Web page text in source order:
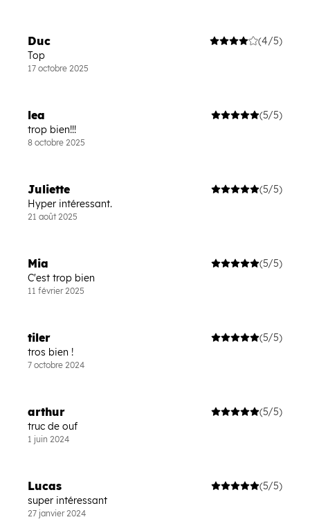
Duc
(4/5)
Top
17 octobre 2025
lea
(5/5)
trop bien!!!
8 octobre 2025
Juliette
(5/5)
Hyper intéressant.
21 août 2025
Mia
(5/5)
C'est trop bien
11 février 2025
tiler
(5/5)
tros bien !
7 octobre 2024
arthur
(5/5)
truc de ouf
1 juin 2024
Lucas
(5/5)
super intéressant
27 janvier 2024